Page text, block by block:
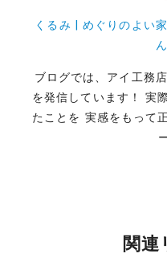
くるみ | めぐりのよい
ブログでは、アイ工務
を発信しています！ 実
たことを 実感をもって
関連